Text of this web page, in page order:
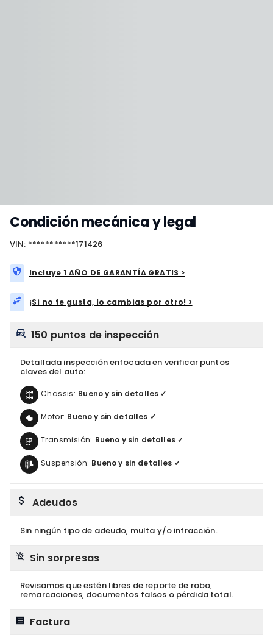
Condición mecánica y legal
VIN: ***********171426
Incluye 1 AÑO DE GARANTÍA GRATIS >
¡Si no te gusta, lo cambias por otro! >
150 puntos de inspección
Detallada inspección enfocada en verificar puntos
claves del auto:
Chassis: Bueno y sin detalles ✓
Motor: Bueno y sin detalles ✓
Transmisión: Bueno y sin detalles ✓
Suspensión: Bueno y sin detalles ✓
Adeudos
Sin ningún tipo de adeudo, multa y/o infracción.
Sin sorpresas
Revisamos que estén libres de reporte de robo,
remarcaciones, documentos falsos o pérdida total.
Factura